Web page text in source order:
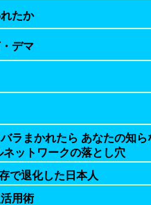
たか
デマ
ラまかれたら あなたの知ら
ットワークの落とし穴
で退化した日本人
用術